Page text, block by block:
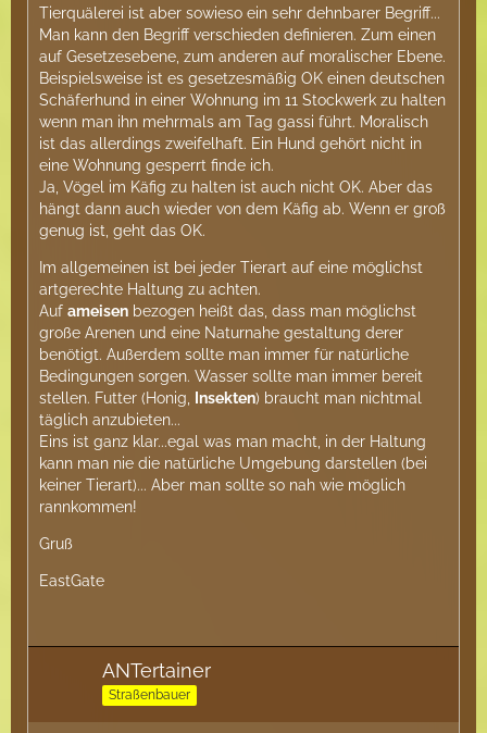
Tierquälerei ist aber sowieso ein sehr dehnbarer Begriff...
Man kann den Begriff verschieden definieren. Zum einen
auf Gesetzesebene, zum anderen auf moralischer Ebene.
Beispielsweise ist es gesetzesmäßig OK einen deutschen
Schäferhund in einer Wohnung im 11 Stockwerk zu halten
wenn man ihn mehrmals am Tag gassi führt. Moralisch
ist das allerdings zweifelhaft. Ein Hund gehört nicht in
eine Wohnung gesperrt finde ich.
Ja, Vögel im Käfig zu halten ist auch nicht OK. Aber das
hängt dann auch wieder von dem Käfig ab. Wenn er groß
genug ist, geht das OK.
Im allgemeinen ist bei jeder Tierart auf eine möglichst
artgerechte Haltung zu achten.
Auf ameisen bezogen heißt das, dass man möglichst
große Arenen und eine Naturnahe gestaltung derer
benötigt. Außerdem sollte man immer für natürliche
Bedingungen sorgen. Wasser sollte man immer bereit
stellen. Futter (Honig,
Insekten) braucht man nichtmal
täglich anzubieten...
Eins ist ganz klar...egal was man macht, in der Haltung
kann man nie die natürliche Umgebung darstellen (bei
keiner Tierart)... Aber man sollte so nah wie möglich
rannkommen!
Gruß
EastGate
ANTertainer
Straßenbauer